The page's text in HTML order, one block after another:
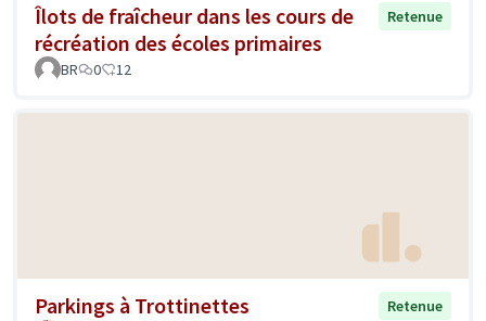
Îlots de fraîcheur dans les cours de
récréation des écoles primaires
Retenue
BR 0 12
Parkings à Trottinettes
Retenue